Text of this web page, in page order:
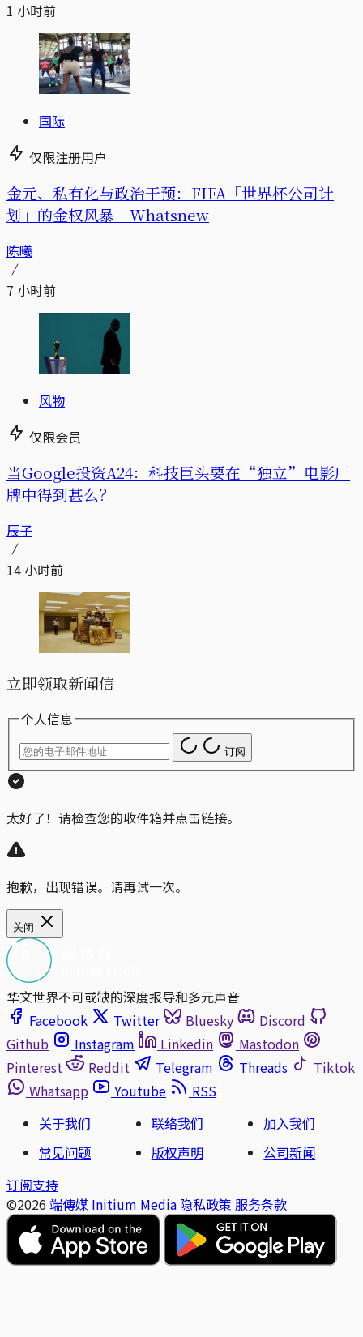
1 小时前
国际
仅限注册用户
金元、私有化与政治干预：FIFA「世界杯公司计
划」的金权风暴｜Whatsnew
陈曦
7 小时前
风物
仅限会员
当Google投资A24：科技巨头要在“独立”电影厂
牌中得到甚么？
辰子
14 小时前
立即领取新闻信
个人信息
订阅
太好了！请检查您的收件箱并点击链接。
抱歉，出现错误。请再试一次。
关闭
华文世界不可或缺的深度报导和多元声音
Facebook
Twitter Bluesky
Discord
Github
Instagram Linkedin
Mastodon
Pinterest
Reddit Telegram Threads
Tiktok
Whatsapp
Youtube
RSS
关于我们
联络我们
加入我们
常见问题
版权声明
公司新闻
订阅支持
©2026 端傳媒 Initium Media 隐私政策 服务条款